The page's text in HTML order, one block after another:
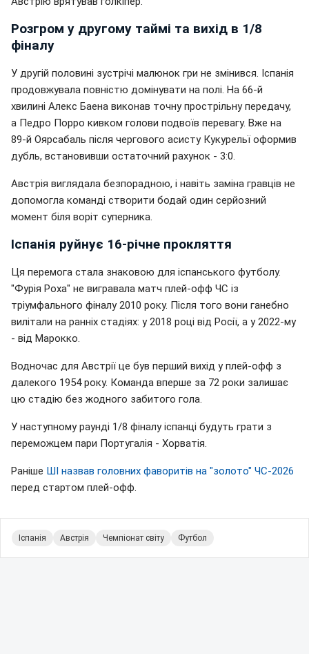
Розгром у другому таймі та вихід в 1/8
фіналу
У другій половині зустрічі малюнок гри не змінився. Іспанія
продовжувала повністю домінувати на полі. На 66-й
хвилині Алекс Баена виконав точну прострільну передачу,
а Педро Порро кивком голови подвоїв перевагу. Вже на
89-й Оярсабаль після чергового асисту Кукурельї оформив
дубль, встановивши остаточний рахунок - 3:0.
Австрія виглядала безпорадною, і навіть заміна гравців не
допомогла команді створити бодай один серйозний
момент біля воріт суперника.
Іспанія руйнує 16-річне прокляття
Ця перемога стала знаковою для іспанського футболу.
"Фурія Роха" не вигравала матч плей-офф ЧС із
тріумфального фіналу 2010 року. Після того вони ганебно
вилітали на ранніх стадіях: у 2018 році від Росії, а у 2022-му
- від Марокко.
Водночас для Австрії це був перший вихід у плей-офф з
далекого 1954 року. Команда вперше за 72 роки залишає
цю стадію без жодного забитого гола.
У наступному раунді 1/8 фіналу іспанці будуть грати з
переможцем пари Португалія - Хорватія.
Раніше ШІ назвав головних фаворитів на "золото" ЧС-2026
перед стартом плей-офф.
Іспанія Австрія Чемпіонат світу Футбол